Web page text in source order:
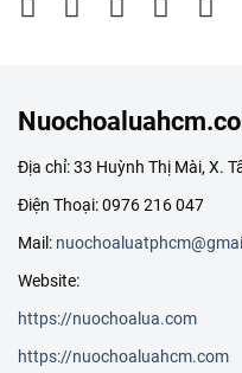
Địa chỉ: 33 Huỳnh Thị Mài, X.
Điện Thoại: 0976 216 047
Mail:
Website:
https://nuochoalua.com
https://nuochoaluahcm.com